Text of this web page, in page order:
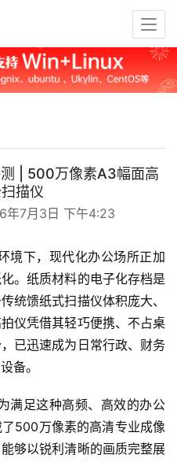
| 500万像素A3幅面高
描仪
年7月3日 下午4:23
境下，现代化办公场所正加
。纸质材料的电子化存档是
统馈纸式扫描仪体积庞大、
仪凭借其轻巧便携、不占桌
已迅速成为日常行政、财务
备。
满足这种高频、高效的办公
500万像素的高清专业成像
够以锐利清晰的画质完整展